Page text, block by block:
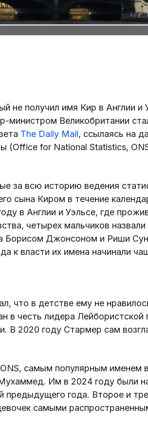
не получил имя Кир в Англии и
министром Великобритании
The Daily Mail, ссылаясь на
(Office for National Statistics,
за всю историю ведения
сына Киром в течение
в Англии и Уэльсе, где
четырех мальчиков
Борисом Джонсоном и Риши
к власти их имена начинали
что в детстве ему не
в честь лидера Лейбористской
В 2020 году Стармер сам
самым популярным именем
Им в 2024 году были
предыдущего года. Второе и
самыми